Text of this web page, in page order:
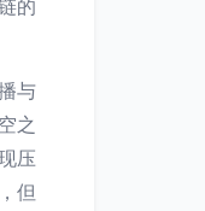
的
与
之
压
但